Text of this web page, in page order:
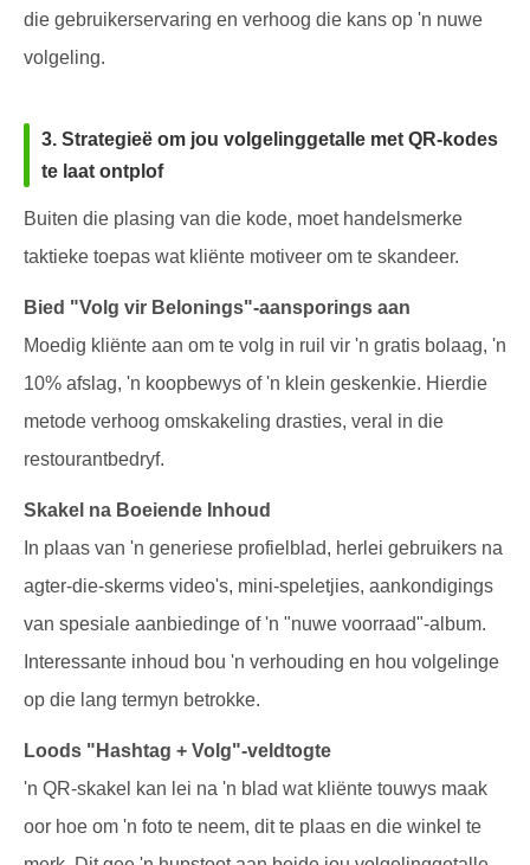
die gebruikerservaring en verhoog die kans op 'n nuwe
volgeling.
3. Strategieë om jou volgelinggetalle met QR-kodes
te laat ontplof
Buiten die plasing van die kode, moet handelsmerke
taktieke toepas wat kliënte motiveer om te skandeer.
Bied "Volg vir Belonings"-aansporings aan
Moedig kliënte aan om te volg in ruil vir 'n gratis bolaag, 'n
10% afslag, 'n koopbewys of 'n klein geskenkie. Hierdie
metode verhoog omskakeling drasties, veral in die
restourantbedryf.
Skakel na Boeiende Inhoud
In plaas van 'n generiese profielblad, herlei gebruikers na
agter-die-skerms video's, mini-speletjies, aankondigings
van spesiale aanbiedinge of 'n "nuwe voorraad"-album.
Interessante inhoud bou 'n verhouding en hou volgelinge
op die lang termyn betrokke.
Loods "Hashtag + Volg"-veldtogte
'n QR-skakel kan lei na 'n blad wat kliënte touwys maak
oor hoe om 'n foto te neem, dit te plaas en die winkel te